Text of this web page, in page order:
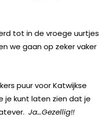
tot in de vroege uurtjes
we gaan op zeker vaker
puur voor Katwijkse
je kunt laten zien dat je
Ja…Gezellig!!